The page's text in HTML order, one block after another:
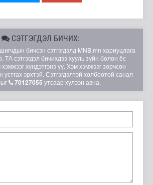
СЭТГЭГДЭЛ БИЧИХ:
бичсэн сэтгэгдэлд MNB.mn хариуцлага
ТА сэтгэгдэл бичихдээ хууль зүйн болон ёс
хүндэтгэнэ үү. Хэм хэмжээг зөрчсөн
устгах эрхтэй. Сэтгэгдэлтэй холбоотой санал
70127055 утсаар хүлээн авна.